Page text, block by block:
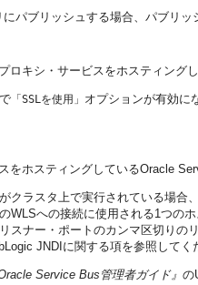
パブリッシュする場合、パブリ
ロキシ・サービスをホスティン
「SSLを使用」 オプションが有効に
をホスティングしているOracle
クラスタ上で実行されている場合
WLSへの接続に使用される1つの
スナー・ポートのカンマ区切りの
JNDIに関する項を参照してく
Service Bus管理者ガイド』 の